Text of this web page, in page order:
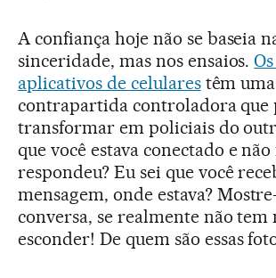
A confiança hoje não se baseia
sinceridade, mas nos ensaios.
aplicativos de celularestêm uma
contrapartida controladora que
transformar em policiais do
que você estava conectado e não
respondeu? Eu sei que você
mensagem, onde estava?
conversa, se realmente não tem
esconder! De quem são essas